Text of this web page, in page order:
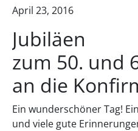
April 23, 2016
Jubiläen
zum 50. und
an die
Ein wunderschöner Tag!
und viele gute